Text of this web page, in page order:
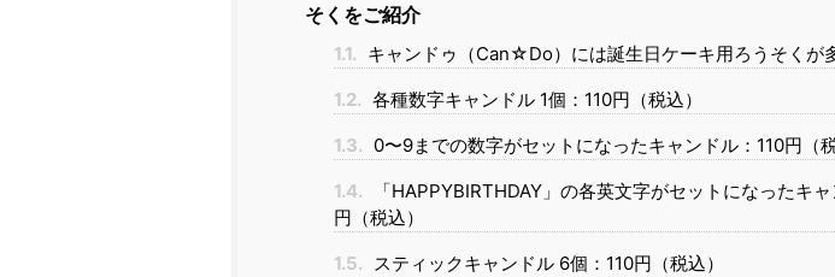
そくをご紹介
1.1. キャンドゥ（Can☆Do）には誕生日ケーキ用ろうそくが
1.2. 各種数字キャンドル 1個：110円（税込）
1.3. 0〜9までの数字がセットになったキャンドル：110円（税
1.4.
「HAPPYBIRTHDAY」の各英文字がセットになったキ
円（税込）
1.5. スティックキャンドル 6個：110円（税込）